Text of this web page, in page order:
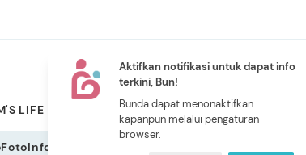
Aktifkan notifikasi untuk dapat info
terkini, Bun!
Bunda dapat menonaktifkan
kapanpun melalui pengaturan
browser.
LIFE PILIHAN BUNDA
NEW
CERITA BUNDA
FotoInfografis